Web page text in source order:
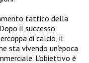
tattico della
il successo
di calcio, il
sta vivendo un’epoca
L’obiettivo è